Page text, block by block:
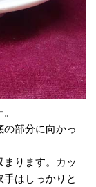
部分に向かっ
まります。カッ
はしっかりと